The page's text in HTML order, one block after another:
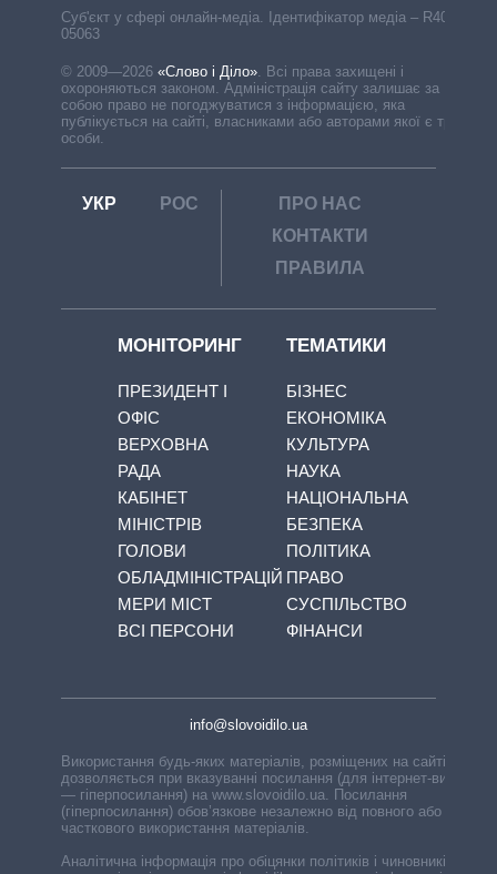
Cуб'єкт у сфері онлайн-медіа. Ідентифікатор медіа – R40-
05063
© 2009—2026 «Слово і Діло». Всі права захищені і
охороняються законом. Адміністрація сайту залишає за
собою право не погоджуватися з інформацією, яка
публікується на сайті, власниками або авторами якої є треті
особи.
УКР РОС
ПРО НАС
КОНТАКТИ
ПРАВИЛА
МОНІТОРИНГ
ПРЕЗИДЕНТ І
ОФІС
ВЕРХОВНА
РАДА
КАБІНЕТ
МІНІСТРІВ
ГОЛОВИ
ОБЛАДМІНІСТРАЦІЙ
МЕРИ МІСТ
ВСІ ПЕРСОНИ
ТЕМАТИКИ
БІЗНЕС
ЕКОНОМІКА
КУЛЬТУРА
НАУКА
НАЦІОНАЛЬНА
БЕЗПЕКА
ПОЛІТИКА
ПРАВО
СУСПІЛЬСТВО
ФІНАНСИ
info@slovoidilo.ua
Використання будь-яких матеріалів, розміщених на сайті,
дозволяється при вказуванні посилання (для інтернет-видань
— гіперпосилання) на www.slovoidilo.ua. Посилання
(гіперпосилання) обов’язкове незалежно від повного або
часткового використання матеріалів.
Аналітична інформація про обіцянки політиків і чиновників,